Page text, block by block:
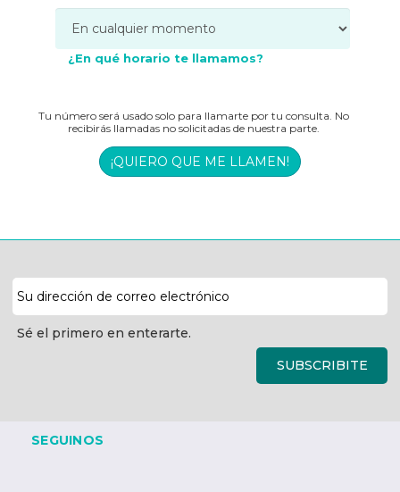
¿En qué horario te llamamos?
Tu número será usado solo para llamarte por tu consulta. No
recibirás llamadas no solicitadas de nuestra parte.
¡QUIERO QUE ME LLAMEN!
de
correo
electrónico
Sé el primero en enterarte.
SUBSCRIBITE
SEGUINOS